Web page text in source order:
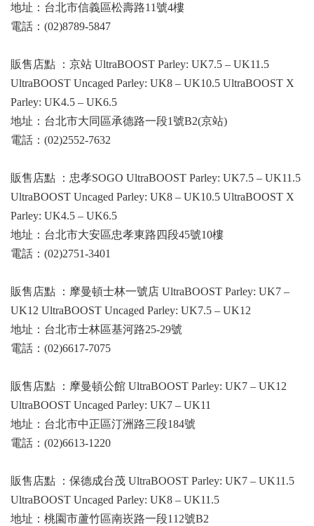
地址：台北市信義區松壽路11號4樓
電話：(02)8789-5847
販售店點 ：京站 UltraBOOST Parley: UK7.5 – UK11.5
UltraBOOST Uncaged Parley: UK8 – UK10.5 UltraBOOST X
Parley: UK4.5 – UK6.5
地址：台北市大同區承德路一段1號B2(京站)
電話：(02)2552-7632
販售店點 ：忠孝SOGO UltraBOOST Parley: UK7.5 – UK11.5
UltraBOOST Uncaged Parley: UK8 – UK10.5 UltraBOOST X
Parley: UK4.5 – UK6.5
地址：台北市大安區忠孝東路四段45號10樓
電話：(02)2751-3401
販售店點 ：摩曼頓士林一號店 UltraBOOST Parley: UK7 –
UK12 UltraBOOST Uncaged Parley: UK7.5 – UK12
地址：台北市士林區基河路25-29號
電話：(02)6617-7075
販售店點 ：摩曼頓公館 UltraBOOST Parley: UK7 – UK12
UltraBOOST Uncaged Parley: UK7 – UK11
地址：台北市中正區汀洲路三段184號
電話：(02)6613-1220
販售店點 ：保德成台茂 UltraBOOST Parley: UK7 – UK11.5
UltraBOOST Uncaged Parley: UK8 – UK11.5
地址：桃園市蘆竹區南崁路一段112號B2